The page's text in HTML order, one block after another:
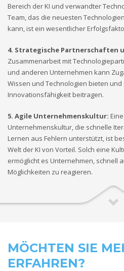
Bereich der KI und verwandter
Team, das die neuesten
kann, ist ein wesentlicher
4. Strategische Partnerschaften
Zusammenarbeit mit
und anderen Unternehmen kann
Wissen und Technologien bieten
Innovationsfähigkeitbeitragen.
5. Agile Unternehmenskultur:
Unternehmenskultur, die schnelle
Lernen aus Fehlern unterstützt, ist
Welt der KI von Vorteil. Solch eine
ermöglicht es Unternehmen, schnell
Möglichkeiten zu reagieren.
MÖCHTEN SIE
ERFAHREN?